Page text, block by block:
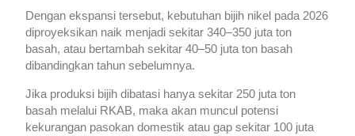
Dengan ekspansi tersebut, kebutuhan bijih nikel pada 2026
diproyeksikan naik menjadi sekitar 340–350 juta ton
basah, atau bertambah sekitar 40–50 juta ton basah
dibandingkan tahun sebelumnya.
Jika produksi bijih dibatasi hanya sekitar 250 juta ton
basah melalui RKAB, maka akan muncul potensi
kekurangan pasokan domestik atau gap sekitar 100 juta